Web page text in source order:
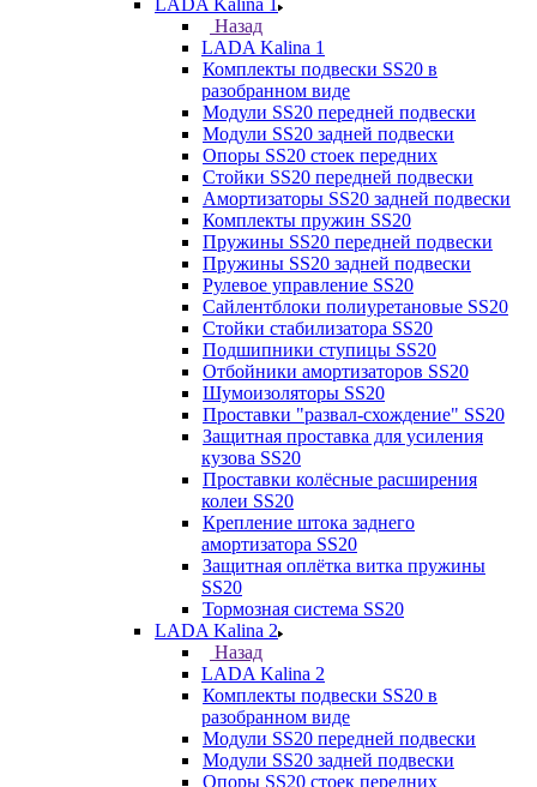
LADA Kalina 1
Назад
LADA Kalina 1
Комплекты подвески SS20 в
разобранном виде
Модули SS20 передней подвески
Модули SS20 задней подвески
Опоры SS20 стоек передних
Стойки SS20 передней подвески
Амортизаторы SS20 задней подвески
Комплекты пружин SS20
Пружины SS20 передней подвески
Пружины SS20 задней подвески
Рулевое управление SS20
Сайлентблоки полиуретановые SS20
Стойки стабилизатора SS20
Подшипники ступицы SS20
Отбойники амортизаторов SS20
Шумоизоляторы SS20
Проставки "развал-схождение" SS20
Защитная проставка для усиления
кузова SS20
Проставки колёсные расширения
колеи SS20
Крепление штока заднего
амортизатора SS20
Защитная оплётка витка пружины
SS20
Тормозная система SS20
LADA Kalina 2
Назад
LADA Kalina 2
Комплекты подвески SS20 в
разобранном виде
Модули SS20 передней подвески
Модули SS20 задней подвески
Опоры SS20 стоек передних